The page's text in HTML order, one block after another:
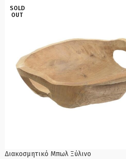
SOLD
OUT
Διακοσμητικό Μπωλ Ξύλινο